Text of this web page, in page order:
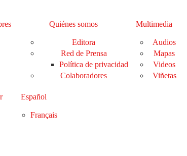
Quiénes somos
Editora
Red de Prensa
Política de privacidad
Colaboradores
Multimedia
Audios
Mapas
Videos
Viñetas
Español
Français